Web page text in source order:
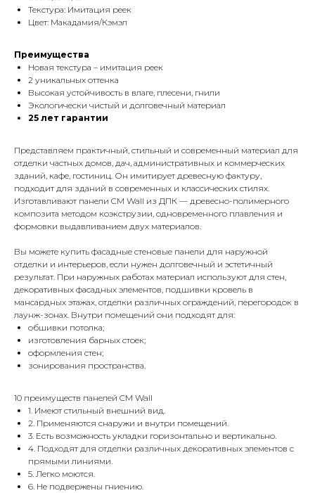
Текстура: Имитация реек
Цвет: Макадамия/Кэмэл
Преимущества
Новая текстура – имитация реек
2 уникальных оттенка
Высокая устойчивость в влаге, плесени, гнили
Экологически чистый и долговечный материал
25 лет гарантии
Представляем практичный, стильный и современный материал для
отделки частных домов, дач, административных и коммерческих
зданий, кафе, гостиниц. Он имитирует древесную фактуру,
подходит для зданий в современных и классических стилях.
Изготавливают панели CM Wall из ДПК — древесно-полимерного
композита методом коэкструзии, одновременного плавления и
формовки выдавливанием двух материалов.
Вы можете купить фасадные стеновые панели для наружной
отделки и интерьеров, если нужен долговечный и эстетичный
результат. При наружных работах материал используют для стен,
декоративных фасадных элементов, подшивки кровель в
мансардных этажах, отделки различных ограждений, перегородок в
лаунж-зонах. Внутри помещений они подходят для:
обшивки потолка;
изготовления барных стоек;
оформления стен;
зонирования пространства.
10 преимуществ панелей CM Wall
1. Имеют стильный внешний вид.
2. Применяются снаружи и внутри помещений.
3. Есть возможность укладки горизонтально и вертикально.
4. Подходят для отделки различных декоративных элементов с
прямыми линиями.
5. Легко моются.
6. Не подвержены гниению.